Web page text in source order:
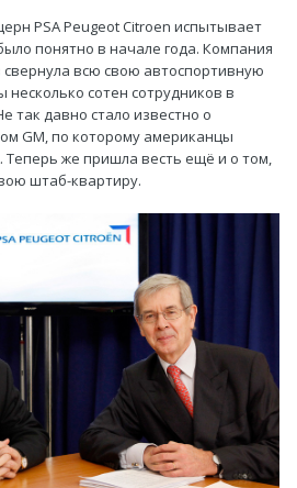
PSA Peugeot Citroen испытывает
понятно в начале года. Компания
свернула всю свою автоспортивную
сотен сотрудников в
так давно стало известно о
GM, по которому американцы
Теперь же пришла весть ещё и о том,
штаб-квартиру.